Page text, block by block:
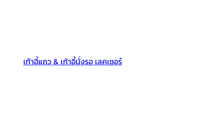
เก้าอี้แถว & เก้าอี้นั่งรอ เลคเชอร์